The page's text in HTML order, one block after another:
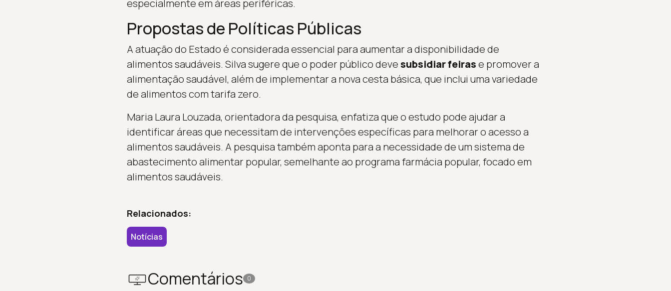
especialmente em áreas periféricas.
Propostas de Políticas Públicas
A atuação do Estado é considerada essencial para aumentar a disponibilidade de
alimentos saudáveis. Silva sugere que o poder público devesubsidiar feirase promover a
alimentação saudável, além de implementar a nova cesta básica, que inclui uma variedade
de alimentos com tarifa zero.
Maria Laura Louzada, orientadora da pesquisa, enfatiza que o estudo pode ajudar a
identificar áreas que necessitam de intervenções específicas para melhorar o acesso a
alimentos saudáveis. A pesquisa também aponta para a necessidade de um sistema de
abastecimento alimentar popular, semelhante ao programa farmácia popular, focado em
alimentos saudáveis.
Relacionados:
Notícias
Comentários 0